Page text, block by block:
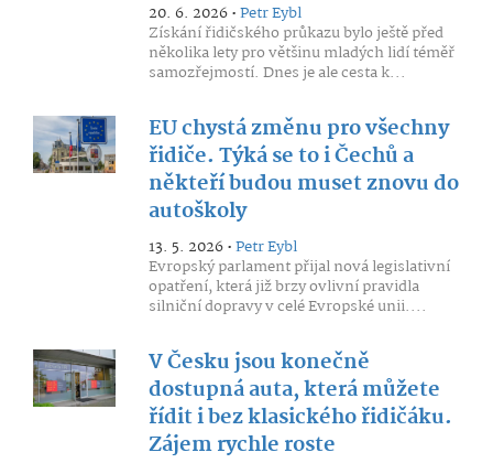
20. 6. 2026 •Petr Eybl
Získání řidičského průkazu bylo ještě před
několika lety pro většinu mladých lidí téměř
samozřejmostí. Dnes je ale cesta k...
EU chystá změnu pro všechny
řidiče. Týká se to i Čechů a
někteří budou muset znovu do
autoškoly
13. 5. 2026 •Petr Eybl
Evropský parlament přijal nová legislativní
opatření, která již brzy ovlivní pravidla
silniční dopravy v celé Evropské unii....
V Česku jsou konečně
dostupná auta, která můžete
řídit i bez klasického řidičáku.
Zájem rychle roste